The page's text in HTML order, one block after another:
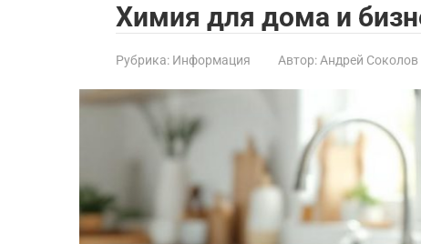
Химия для дома и
Рубрика: Информация Автор: Андрей Соколов